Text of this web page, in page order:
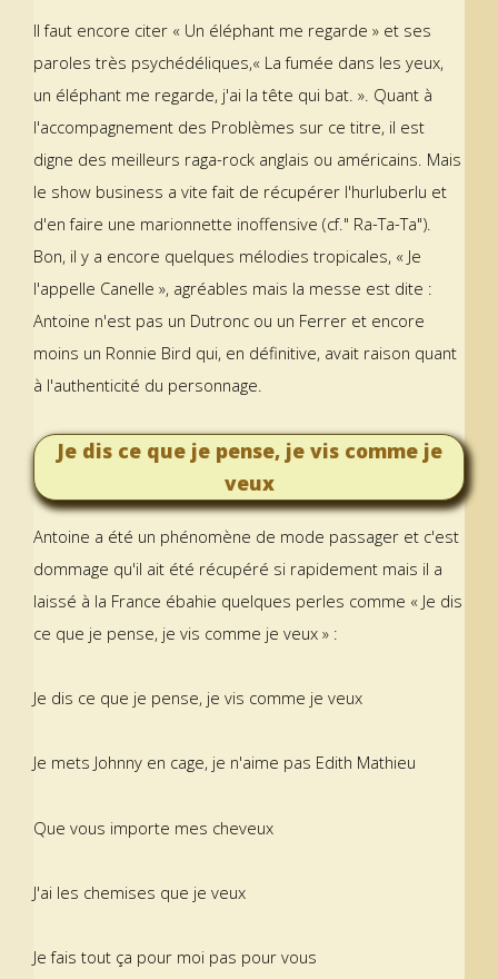
Il faut encore citer « Un éléphant me regarde » et ses
paroles très psychédéliques,« La fumée dans les yeux,
un éléphant me regarde, j'ai la tête qui bat. ». Quant à
l'accompagnement des Problèmes sur ce titre, il est
digne des meilleurs raga-rock anglais ou américains. Mais
le show business a vite fait de récupérer l'hurluberlu et
d'en faire une marionnette inoffensive (cf." Ra-Ta-Ta").
Bon, il y a encore quelques mélodies tropicales, « Je
l'appelle Canelle », agréables mais la messe est dite :
Antoine n'est pas un Dutronc ou un Ferrer et encore
moins un Ronnie Bird qui, en définitive, avait raison quant
à l'authenticité du personnage.
Je dis ce que je pense, je vis comme je
veux
Antoine a été un phénomène de mode passager et c'est
dommage qu'il ait été récupéré si rapidement mais il a
laissé à la France ébahie quelques perles comme « Je dis
ce que je pense, je vis comme je veux » :
Je dis ce que je pense, je vis comme je veux
Je mets Johnny en cage, je n'aime pas Edith Mathieu
Que vous importe mes cheveux
J'ai les chemises que je veux
Je fais tout ça pour moi pas pour vous